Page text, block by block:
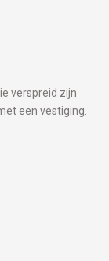
verspreid zijn
een vestiging.